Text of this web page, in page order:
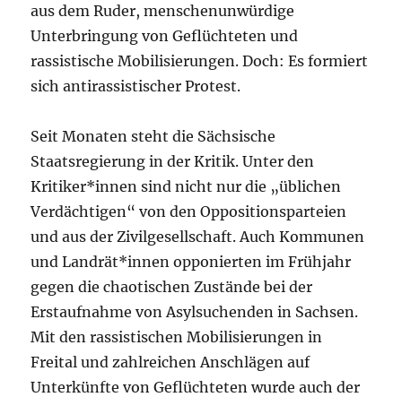
aus dem Ruder, menschenunwürdige
Unterbringung von Geflüchteten und
rassistische Mobilisierungen. Doch: Es formiert
sich antirassistischer Protest.
Seit Monaten steht die Sächsische
Staatsregierung in der Kritik. Unter den
Kritiker*innen sind nicht nur die „üblichen
Verdächtigen“ von den Oppositionsparteien
und aus der Zivilgesellschaft. Auch Kommunen
und Landrät*innen opponierten im Frühjahr
gegen die chaotischen Zustände bei der
Erstaufnahme von Asylsuchenden in Sachsen.
Mit den rassistischen Mobilisierungen in
Freital und zahlreichen Anschlägen auf
Unterkünfte von Geflüchteten wurde auch der